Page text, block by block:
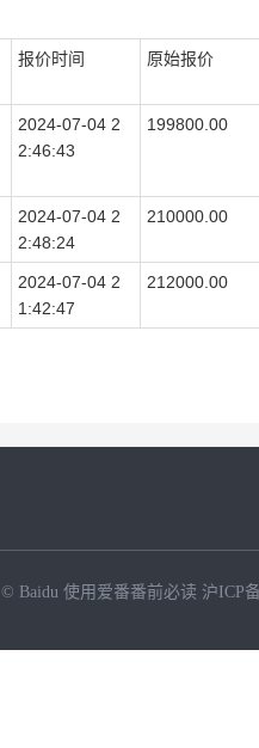
报价时间 原始报价
2024-07-04 2
2:46:43
199800.00
2024-07-04 2
2:48:24
210000.00
2024-07-04 2
1:42:47
212000.00
© Baidu 使用爱番番前必读 沪ICP